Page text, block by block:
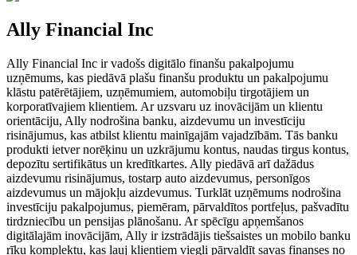
Ally Financial Inc
Ally Financial Inc ir vadošs digitālo finanšu pakalpojumu
uzņēmums, kas piedāvā plašu finanšu produktu un pakalpojumu
klāstu patērētājiem, uzņēmumiem, automobiļu tirgotājiem un
korporatīvajiem klientiem. Ar uzsvaru uz inovācijām un klientu
orientāciju, Ally nodrošina banku, aizdevumu un investīciju
risinājumus, kas atbilst klientu mainīgajām vajadzībām. Tās banku
produkti ietver norēķinu un uzkrājumu kontus, naudas tirgus kontus,
depozītu sertifikātus un kredītkartes. Ally piedāvā arī dažādus
aizdevumu risinājumus, tostarp auto aizdevumus, personīgos
aizdevumus un mājokļu aizdevumus. Turklāt uzņēmums nodrošina
investīciju pakalpojumus, piemēram, pārvaldītos portfeļus, pašvadītu
tirdzniecību un pensijas plānošanu. Ar spēcīgu apņemšanos
digitālajām inovācijām, Ally ir izstrādājis tiešsaistes un mobilo banku
rīku komplektu, kas ļauj klientiem viegli pārvaldīt savas finanses no